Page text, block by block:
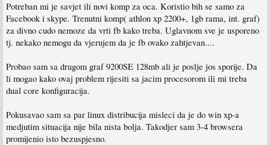
Potreban mi je savjet ili novi komp za oca. Koristio bih se samo za
Facebook i skype. Trenutni komp( athlon xp 2200+, 1gb rama, int. graf)
za divno cudo nemoze da vrti fb kako treba. Uglavnom sve je usporeno
tj. nekako nemogu da vjerujem da je fb ovako zahtjevan....
Probao sam sa drugom graf 9200SE 128mb ali je poslje jos sporije. Da
li mogao kako ovaj problem rijesiti sa jacim procesorom ili mi treba
dual core konfiguracija.
Pokusavao sam sa par linux distribucija misleci da je do win xp-a
medjutim situacija nije bila nista bolja. Takodjer sam 3-4 browsera
promijenio isto bezuspjesno.